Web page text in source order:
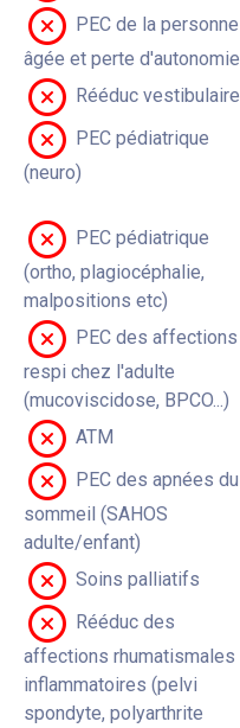
PEC de la personne
âgée et perte d'autonomie
Rééduc vestibulaire
PEC pédiatrique
(neuro)
PEC pédiatrique
(ortho, plagiocéphalie,
malpositions etc)
PEC des affections
respi chez l'adulte
(mucoviscidose, BPCO...)
ATM
PEC des apnées du
sommeil (SAHOS
adulte/enfant)
Soins palliatifs
Rééduc des
affections rhumatismales
inflammatoires (pelvi
spondyte, polyarthrite